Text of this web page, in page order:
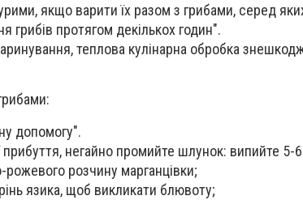
якщо варити їх разом з грибами, серед
грибів протягом декількох годин".
теплова кулінарна обробка
допомогу".
прибуття, негайно промийте шлунок: випийте 5-
рожевого розчину марганцівки;
язика, щоб викликати блювоту;